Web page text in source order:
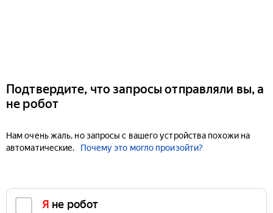
Подтвердите, что запросы отправляли вы, а
не робот
Нам очень жаль, но запросы с вашего устройства похожи на
автоматические.
Почему это могло произойти?
Я не робот